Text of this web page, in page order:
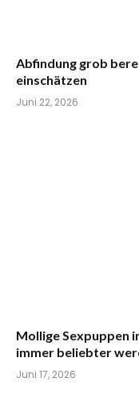
Abfindung grob
einschätzen
Juni 22, 2026
Mollige Sexpuppen
immer beliebter
Juni 17, 2026